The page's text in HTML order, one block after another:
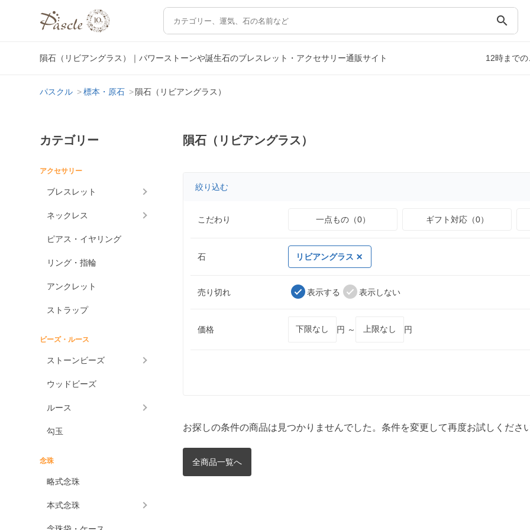
search
隕石（リビアングラス）｜パワーストーンや誕生石のブレスレット・アクセサリー通販サイト 12時まで
パスクル 標本・原石 隕石（リビアングラス）
カテゴリー
アクセサリー
ブレスレット
ネックレス
ピアス・イヤリング
リング・指輪
アンクレット
ストラップ
ビーズ・ルース
ストーンビーズ
ウッドビーズ
ルース
勾玉
念珠
略式念珠
本式念珠
隕石（リビアングラス）
絞り込む
こだわり 一点もの（0） ギフト対応（0）
石 リビアングラス
売り切れ 表示する 表示しない
価格 円 ～ 円
お探しの条件の商品は見つかりませんでした。条件を変更して再度お試しください
全商品一覧へ